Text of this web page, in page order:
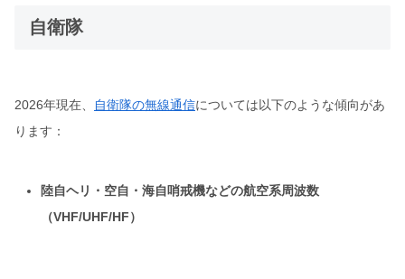
自衛隊
2026年現在、 自衛隊の無線通信については以下のような傾向があ
ります：
陸自ヘリ・空自・海自哨戒機などの航空系周波数
（VHF/UHF/HF）